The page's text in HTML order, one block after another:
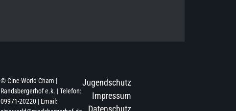
© Cine-World Cham |
Randsbergerhof e.k. | Telefon:
09971-20220 | Email:
Jugendschutz
Impressum
Datenschutz